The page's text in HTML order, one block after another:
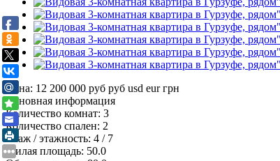
Цена: 12 200 000 руб руб usd eur грн
Основная информация
Количество комнат: 3
Количество спален: 2
Этаж / этажность: 4 / 7
Жилая площадь: 50.0